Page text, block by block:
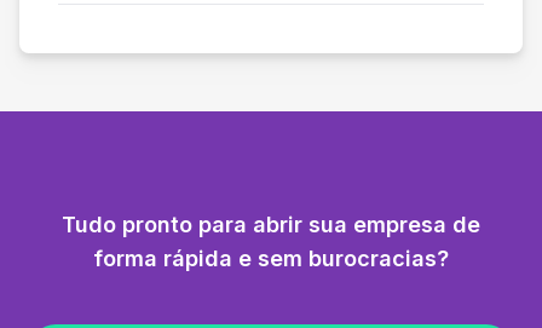
Tudo pronto para abrir sua empresa de
forma rápida e sem burocracias?